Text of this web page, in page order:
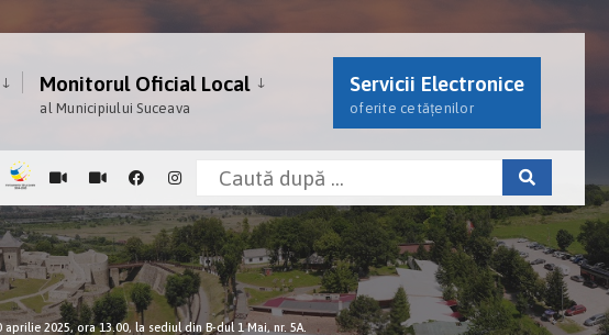
Monitorul Oficial Local
al Municipiului Suceava
Servicii Electronice
oferite cetățenilor
2025, ora 13.00, la sediul din B-dul 1 Mai, nr. 5A.